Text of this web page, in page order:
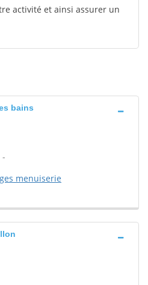
activité et ainsi assurer un
bains
-
menuiserie